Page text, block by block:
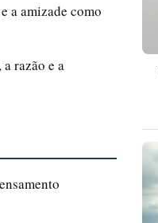
a amizade como
razão e a